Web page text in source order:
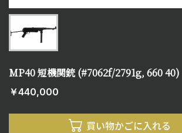
MP40 短機関銃 (#7062f/2791g, 660 40)
￥440,000